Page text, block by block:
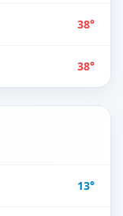
38°
38°
13°